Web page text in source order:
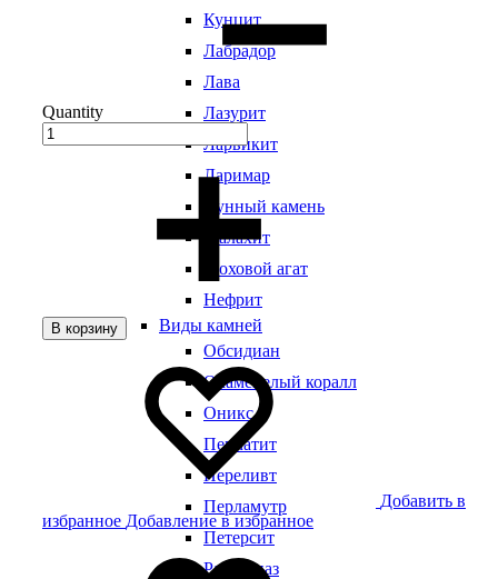
Кунцит
Лабрадор
Лава
Лазурит
Ларвикит
Ларимар
Лунный камень
Малахит
Моховой агат
Нефрит
Виды камней
Обсидиан
Окаменелый коралл
Оникс
Пегматит
Переливт
Перламутр
Петерсит
Раухтопаз
Quantity
В корзину
Добавить в
избранное Добавление в избранное